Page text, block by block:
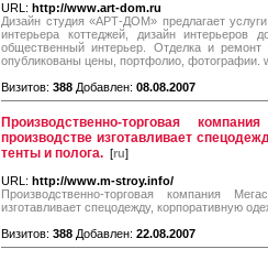
URL: http://www.art-dom.ru
Дизайн студия «АРТ-ДОМ» предлагает
интерьера коттеджей, дизайн
общественный интерьер. Отделка и ремонт
опубликованы цены, портфолио, фотографии.
Визитов: 388 Добавлен: 08.08.2007
Производственно-торговая
производстве изготавливает
тенты и полога. [ru]
URL: http://www.m-stroy.info/
Производственно-торговая компания
изготавливает спецодежду, корпоративную
Визитов: 388 Добавлен: 22.08.2007